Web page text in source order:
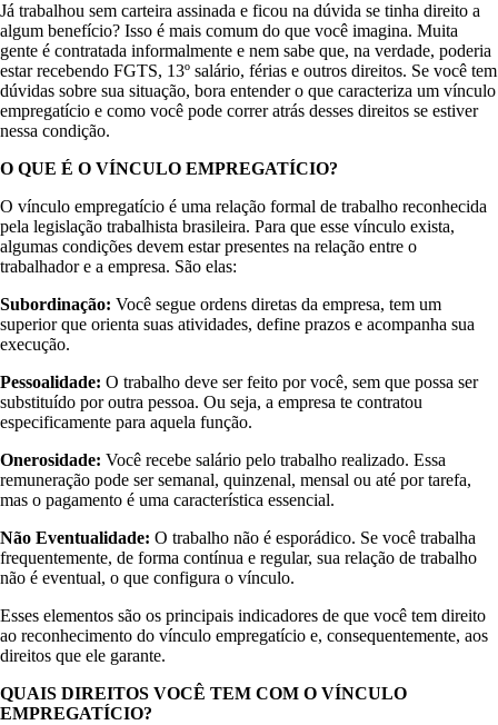
Já trabalhou sem carteira assinada e ficou na dúvida se tinha direito a
algum benefício? Isso é mais comum do que você imagina. Muita
gente é contratada informalmente e nem sabe que, na verdade, poderia
estar recebendo FGTS, 13º salário, férias e outros direitos. Se você tem
dúvidas sobre sua situação, bora entender o que caracteriza um vínculo
empregatício e como você pode correr atrás desses direitos se estiver
nessa condição.
O QUE É O VÍNCULO EMPREGATÍCIO?
O vínculo empregatício é uma relação formal de trabalho reconhecida
pela legislação trabalhista brasileira. Para que esse vínculo exista,
algumas condições devem estar presentes na relação entre o
trabalhador e a empresa. São elas:
Subordinação: Você segue ordens diretas da empresa, tem um
superior que orienta suas atividades, define prazos e acompanha sua
execução.
Pessoalidade: O trabalho deve ser feito por você, sem que possa ser
substituído por outra pessoa. Ou seja, a empresa te contratou
especificamente para aquela função.
Onerosidade: Você recebe salário pelo trabalho realizado. Essa
remuneração pode ser semanal, quinzenal, mensal ou até por tarefa,
mas o pagamento é uma característica essencial.
Não Eventualidade: O trabalho não é esporádico. Se você trabalha
frequentemente, de forma contínua e regular, sua relação de trabalho
não é eventual, o que configura o vínculo.
Esses elementos são os principais indicadores de que você tem direito
ao reconhecimento do vínculo empregatício e, consequentemente, aos
direitos que ele garante.
QUAIS DIREITOS VOCÊ TEM COM O VÍNCULO
EMPREGATÍCIO?